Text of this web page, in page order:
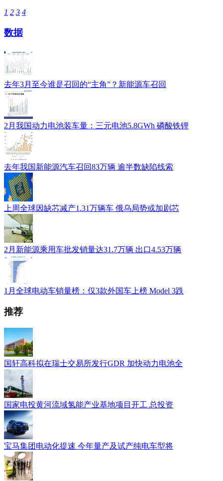
1 2 3 4
数据
去年3月至今谁是召回的“主角”？新能源车召回
2月我国动力电池装车量：三元电池5.8GWh 磷酸铁锂
去年我国新能源汽车召回83万辆 逾半数缺陷线索
上周全球因缺芯减产1.31万辆车 俄乌局势或加剧芯
2月新能源乘用车批发销量达31.7万辆 出口4.53万辆
1月全球电动车销量榜：仅3款外国车上榜 Model 3跌
推荐
国轩高科拟在瑞士交易所发行GDR 加快动力电池全
国家电投黄河流域氢能产业基地项目开工 总投资
宝马集团电动化提速 今年量产及试产纯电车型将